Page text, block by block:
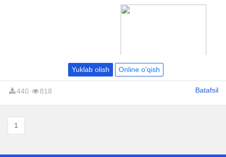
Yuklab olish Online o'qish
440 818 Batafsil
1